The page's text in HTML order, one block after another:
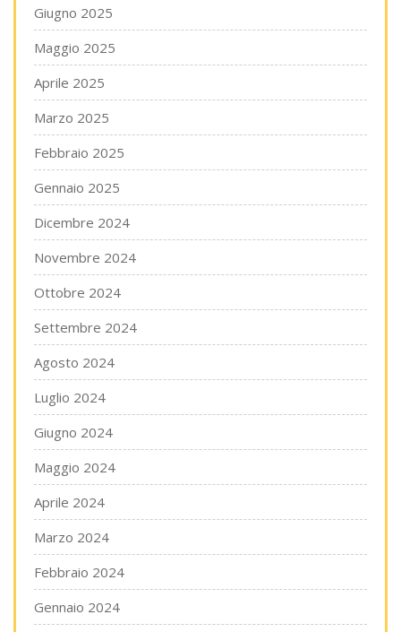
Giugno 2025
Maggio 2025
Aprile 2025
Marzo 2025
Febbraio 2025
Gennaio 2025
Dicembre 2024
Novembre 2024
Ottobre 2024
Settembre 2024
Agosto 2024
Luglio 2024
Giugno 2024
Maggio 2024
Aprile 2024
Marzo 2024
Febbraio 2024
Gennaio 2024